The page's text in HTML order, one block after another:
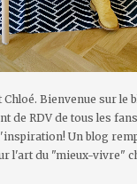
Chloé. Bienvenue sur le
de RDV de tous les
Un blog
l'art du "mieux-vivre"